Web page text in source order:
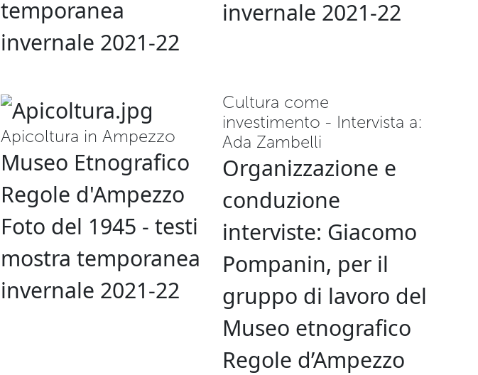
temporanea
invernale 2021-22
invernale 2021-22
Apicoltura in Ampezzo
Museo Etnografico
Regole d'Ampezzo
Foto del 1945 - testi
mostra temporanea
invernale 2021-22
Cultura come
investimento - Intervista a:
Ada Zambelli
Organizzazione e
conduzione
interviste: Giacomo
Pompanin, per il
gruppo di lavoro del
Museo etnografico
Regole d’Ampezzo